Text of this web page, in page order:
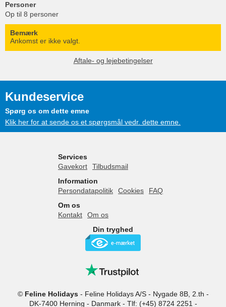
Personer
Op til 8 personer
Bemærk
Ankomst er ikke valgt.
Aftale- og lejebetingelser
Kundeservice
Spørg os om dette emne
Klik her for at sende os et spørgsmål vedr. dette emne.
Services
Gavekort
Tilbudsmail
Information
Persondatapolitik
Cookies
FAQ
Om os
Kontakt
Om os
Din tryghed
© Feline Holidays- Feline Holidays A/S- Nygade 8B, 2.th -
DK-7400 Herning - Danmark - Tlf: (+45) 8724 2251 -